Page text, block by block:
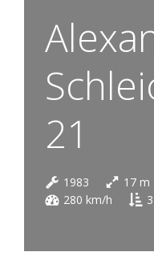
21
1983 17 m
280 km/h